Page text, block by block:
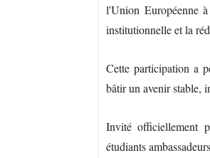
l'Union Européenne
institutionnelle et la
Cette participation a
bâtir un avenir stable,
Invité officiellement
étudiants